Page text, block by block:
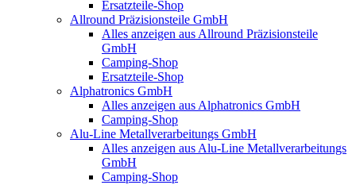
Ersatzteile-Shop
Allround Präzisionsteile GmbH
Alles anzeigen aus Allround Präzisionsteile
GmbH
Camping-Shop
Ersatzteile-Shop
Alphatronics GmbH
Alles anzeigen aus Alphatronics GmbH
Camping-Shop
Alu-Line Metallverarbeitungs GmbH
Alles anzeigen aus Alu-Line Metallverarbeitungs
GmbH
Camping-Shop